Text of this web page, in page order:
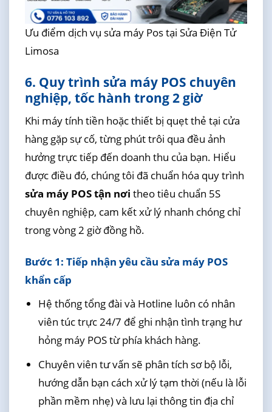
Ưu điểm dịch vụ sửa máy Pos tại Sửa Điện Tử
Limosa
6. Quy trình sửa máy POS chuyên
nghiệp, tốc hành trong 2 giờ
Khi máy tính tiền hoặc thiết bị quẹt thẻ tại cửa
hàng gặp sự cố, từng phút trôi qua đều ảnh
hưởng trực tiếp đến doanh thu của bạn. Hiểu
được điều đó, chúng tôi đã chuẩn hóa quy trình
sửa máy POS tận nơi theo tiêu chuẩn 5S
chuyên nghiệp, cam kết xử lý nhanh chóng chỉ
trong vòng 2 giờ đồng hồ.
Bước 1: Tiếp nhận yêu cầu sửa máy POS
khẩn cấp
Hệ thống tổng đài và Hotline luôn có nhân
viên túc trực 24/7 để ghi nhận tình trạng hư
hỏng máy POS từ phía khách hàng.
Chuyên viên tư vấn sẽ phân tích sơ bộ lỗi,
hướng dẫn bạn cách xử lý tạm thời (nếu là lỗi
phần mềm nhẹ) và lưu lại thông tin địa chỉ